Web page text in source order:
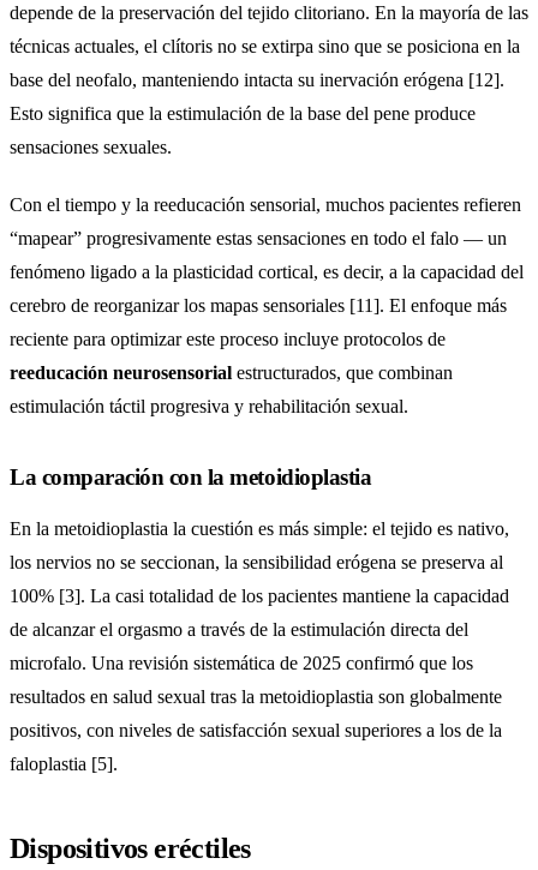
depende de la preservación del tejido clitoriano. En la mayoría de las
técnicas actuales, el clítoris no se extirpa sino que se posiciona en la
base del neofalo, manteniendo intacta su inervación erógena [12].
Esto significa que la estimulación de la base del pene produce
sensaciones sexuales.
Con el tiempo y la reeducación sensorial, muchos pacientes refieren
“mapear” progresivamente estas sensaciones en todo el falo — un
fenómeno ligado a la plasticidad cortical, es decir, a la capacidad del
cerebro de reorganizar los mapas sensoriales [11]. El enfoque más
reciente para optimizar este proceso incluye protocolos de
reeducación neurosensorial estructurados, que combinan
estimulación táctil progresiva y rehabilitación sexual.
La comparación con la metoidioplastia
En la metoidioplastia la cuestión es más simple: el tejido es nativo,
los nervios no se seccionan, la sensibilidad erógena se preserva al
100% [3]. La casi totalidad de los pacientes mantiene la capacidad
de alcanzar el orgasmo a través de la estimulación directa del
microfalo. Una revisión sistemática de 2025 confirmó que los
resultados en salud sexual tras la metoidioplastia son globalmente
positivos, con niveles de satisfacción sexual superiores a los de la
faloplastia [5].
Dispositivos eréctiles